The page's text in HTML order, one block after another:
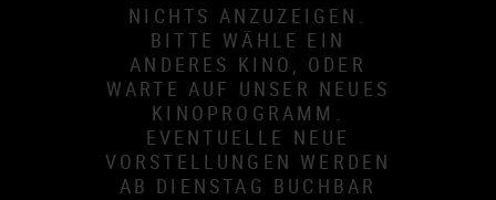
NICHTS ANZUZEIGEN.
BITTE WÄHLE EIN
ANDERES KINO, ODER
WARTE AUF UNSER NEUES
KINOPROGRAMM.
EVENTUELLE NEUE
VORSTELLUNGEN WERDEN
AB DIENSTAG BUCHBAR